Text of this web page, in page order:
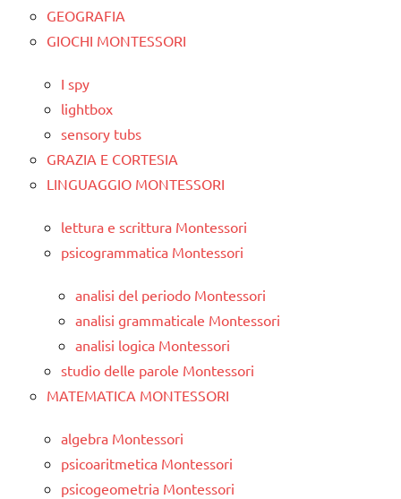
GEOGRAFIA
GIOCHI MONTESSORI
I spy
lightbox
sensory tubs
GRAZIA E CORTESIA
LINGUAGGIO MONTESSORI
lettura e scrittura Montessori
psicogrammatica Montessori
analisi del periodo Montessori
analisi grammaticale Montessori
analisi logica Montessori
studio delle parole Montessori
MATEMATICA MONTESSORI
algebra Montessori
psicoaritmetica Montessori
psicogeometria Montessori